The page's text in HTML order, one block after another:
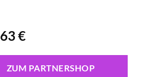
€
ZUM PARTNERSHOP